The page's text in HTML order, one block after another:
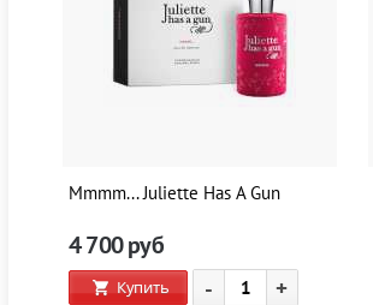
Mmmm... Juliette Has A Gun
4 700руб
Купить - +